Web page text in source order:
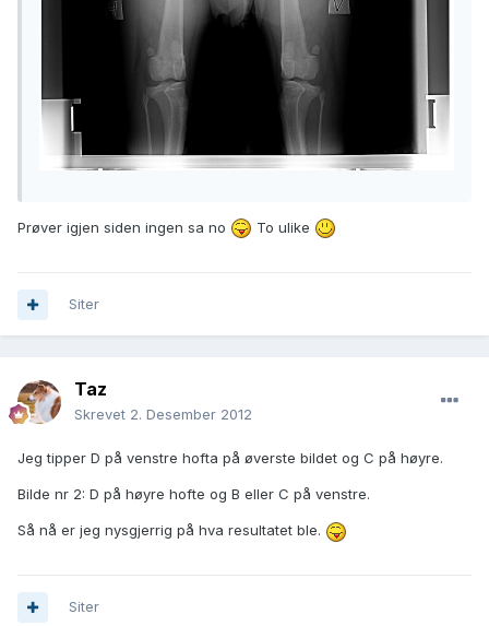
Prøver igjen siden ingen sa no To ulike
Siter
Taz
Skrevet 2. Desember 2012
Jeg tipper D på venstre hofta på øverste bildet og C på høyre.
Bilde nr 2: D på høyre hofte og B eller C på venstre.
Så nå er jeg nysgjerrig på hva resultatet ble.
Siter